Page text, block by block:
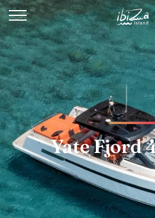
Yate Fjord